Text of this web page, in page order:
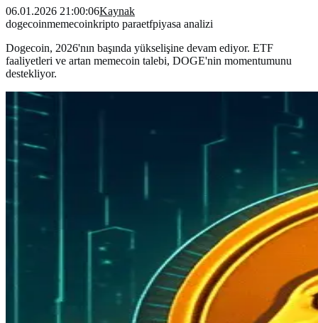
06.01.2026 21:00:06Kaynak
dogecoinmemecoinkripto paraetfpiyasa analizi
Dogecoin, 2026'nın başında yükselişine devam ediyor. ETF
faaliyetleri ve artan memecoin talebi, DOGE'nin momentumunu
destekliyor.